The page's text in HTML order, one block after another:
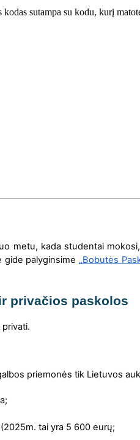
sutampa su kodu, kurį
metu, kada studentai
gide palyginsime „Bobutės
privačios paskolos
priemonės tik Lietuvos
tai yra 5 600 eurų;